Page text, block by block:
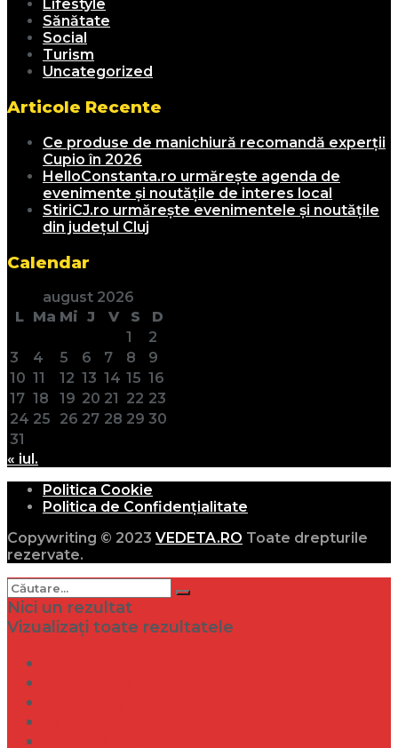
Lifestyle
Sănătate
Social
Turism
Uncategorized
Articole Recente
Ce produse de manichiură recomandă experții
Cupio în 2026
HelloConstanta.ro urmărește agenda de
evenimente și noutățile de interes local
StiriCJ.ro urmărește evenimentele și noutățile
din județul Cluj
Calendar
august 2026
L Ma Mi J V S
D
1
2
3
4 5 6 7 8
9
10 11 12 13 14 15 16
17 18 19 20 21 22 23
24 25 26 27 28 29 30
31
« iul.
Politica Cookie
Politica de Confidențialitate
Copywriting © 2023 VEDETA.RO Toate drepturile
rezervate.
Nici un rezultat
Vizualizați toate rezultatele